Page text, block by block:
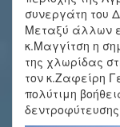
συνεργάτη του
Μεταξύ άλλων
κ.Μαγγίτση η
της χλωρίδας
τον κ.Ζαφείρη
πολύτιμη